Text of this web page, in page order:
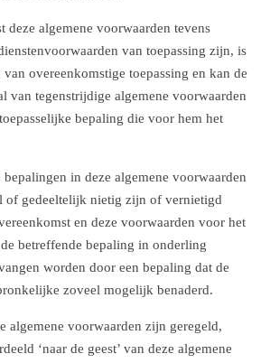
deze algemene voorwaarden tevens
van toepassing zijn, is
overeenkomstige toepassing en kan de
van tegenstrijdige algemene voorwaarden
bepaling die voor hem het
in deze algemene voorwaarden
of gedeeltelijk nietig zijn of vernietigd
en deze voorwaarden voor het
betreffende bepaling in onderling
worden door een bepaling dat de
zoveel mogelijk benaderd.
algemene voorwaarden zijn geregeld,
‘naar de geest’ van deze algemene